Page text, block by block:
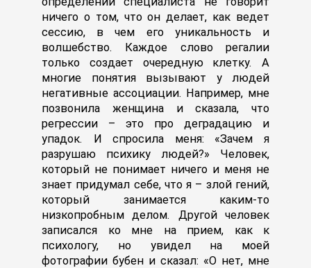
ничего о том, что он делает, как ведет
сессию, в чем его уникальность и
волшебство. Каждое слово регалии
только создает очередную клетку. А
многие понятия вызывают у людей
негативные ассоциации. Например, мне
позвонила женщина и сказала, что
регрессии – это про деградацию и
упадок. И спросила меня: «Зачем я
разрушаю психику людей?» Человек,
который не понимает ничего и меня не
знает придумал себе, что я – злой гений,
который занимается каким-то
низкопробным делом. Другой человек
записался ко мне на прием, как к
психологу, но увидел на моей
фотографии бубен и сказал: «О нет, мне